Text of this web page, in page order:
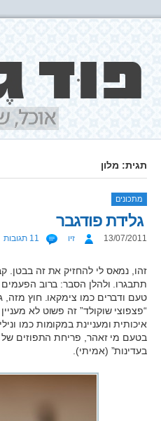
תגית: מלון
מתכונים
גלידת פודגבר
13/07/2011 זיו 11 תגובות
זהו, נמאס לי להחזיק את זה בבטן.
תתבגרו. ולהלן הסבר: ברוב הפעמים
טעם ודברים כמו צימקאו. חוץ
איכותית ומעניינת במקומות כמו
בטעם מי זאהר, פריחת התפוזים של
בעדינות” (אמיתי).